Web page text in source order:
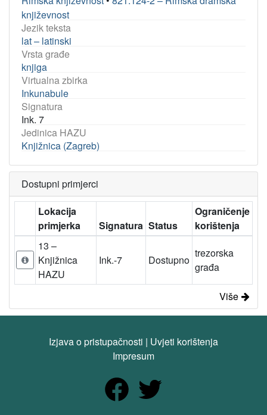
književnost
Jezik teksta
lat – latinski
Vrsta građe
knjiga
Virtualna zbirka
Inkunabule
Signatura
Ink. 7
Jedinica HAZU
Knjižnica (Zagreb)
Dostupni primjerci
Lokacija
primjerka
Signatura Status
Ograničenje
korištenja
13 –
Knjižnica
HAZU
Ink.-7 Dostupno
trezorska
građa
Više
Izjava o pristupačnosti | Uvjeti korištenja
Impresum